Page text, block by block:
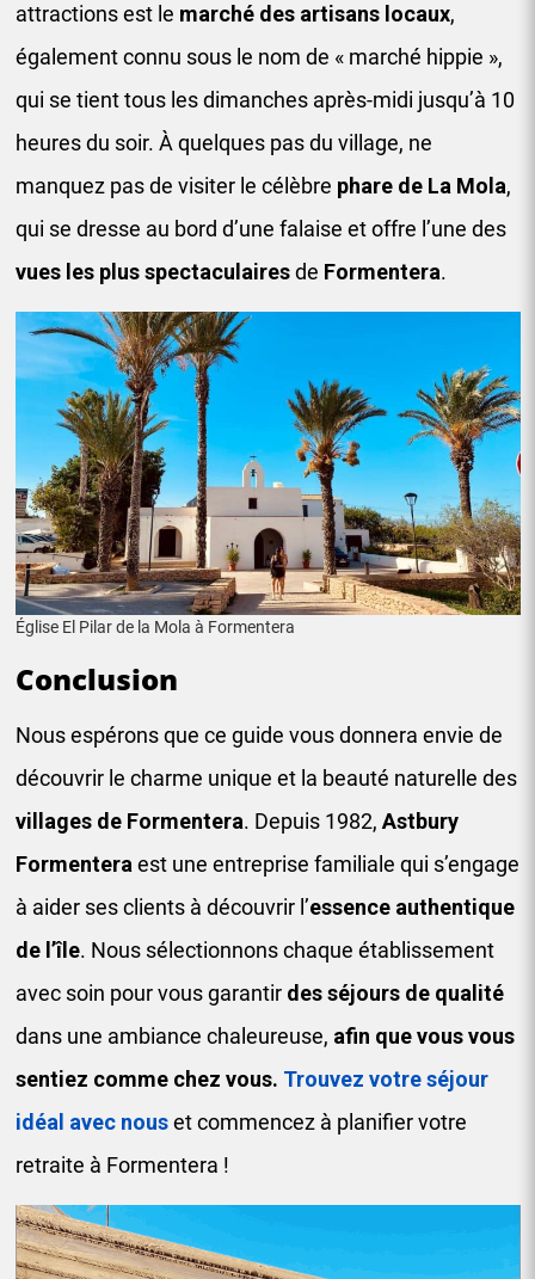
attractions est le marché des artisans locaux,
également connu sous le nom de « marché hippie »,
qui se tient tous les dimanches après-midi jusqu’à 10
heures du soir. À quelques pas du village, ne
manquez pas de visiter le célèbre phare de La Mola,
qui se dresse au bord d’une falaise et offre l’une des
vues les plus spectaculairesde Formentera.
Église El Pilar de la Mola à Formentera
Conclusion
Nous espérons que ce guide vous donnera envie de
découvrir le charme unique et la beauté naturelle des
villages de Formentera. Depuis 1982, Astbury
Formentera est une entreprise familiale qui s’engage
à aider ses clients à découvrir l’essence authentique
de l’île. Nous sélectionnons chaque établissement
avec soin pour vous garantir des séjours de qualité
dans une ambiance chaleureuse, afin que vous vous
sentiez comme chez vous. Trouvez votre séjour
idéal avec nouset commencez à planifier votre
retraite à Formentera !